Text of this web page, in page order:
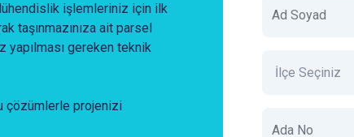
işlemleriniz için ilk
taşınmazınıza ait parsel
gereken teknik
çözümlerle projenizi